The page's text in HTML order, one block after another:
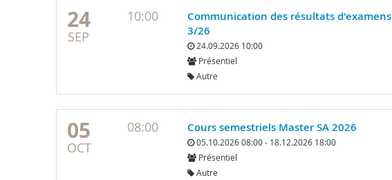
24
SEP
10:00
Communication des résultats d'examens
3/26
24.09.2026 10:00
Présentiel
Autre
05
OCT
08:00 Cours semestriels Master SA 2026
05.10.2026 08:00 - 18.12.2026 18:00
Présentiel
Autre